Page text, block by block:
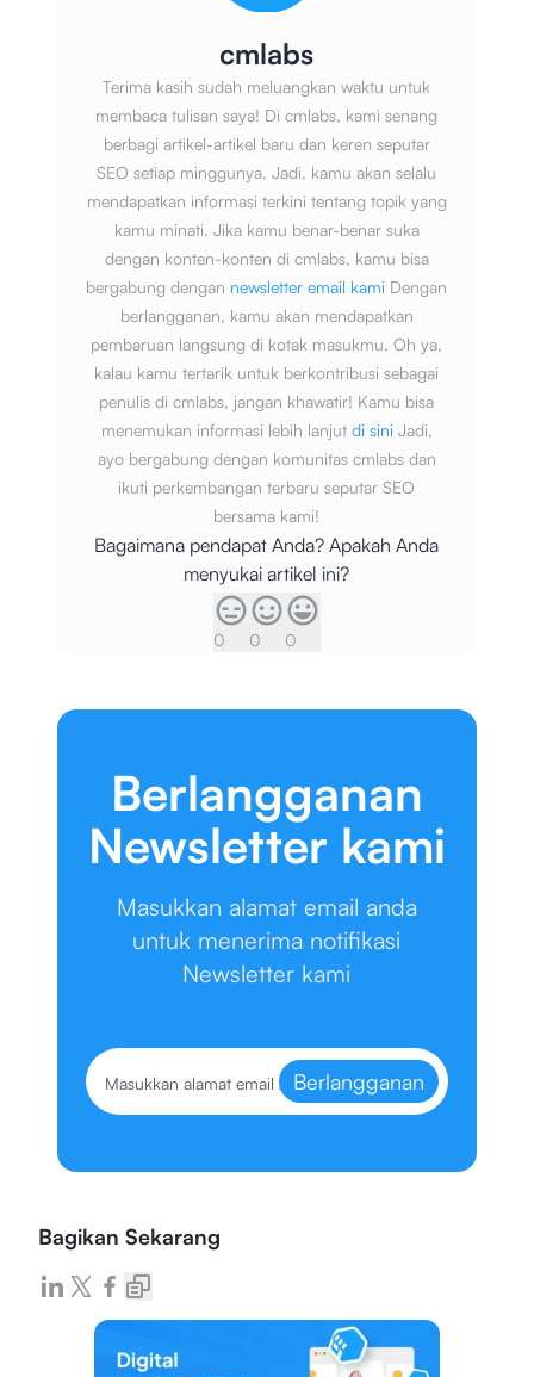
cmlabs
Terima kasih sudah meluangkan waktu untuk
membaca tulisan saya! Di cmlabs, kami senang
berbagi artikel-artikel baru dan keren seputar
SEO setiap minggunya. Jadi, kamu akan selalu
mendapatkan informasi terkini tentang topik yang
kamu minati. Jika kamu benar-benar suka
dengan konten-konten di cmlabs, kamu bisa
bergabung dengan newsletter email kami Dengan
berlangganan, kamu akan mendapatkan
pembaruan langsung di kotak masukmu. Oh ya,
kalau kamu tertarik untuk berkontribusi sebagai
penulis di cmlabs, jangan khawatir! Kamu bisa
menemukan informasi lebih lanjut di sini Jadi,
ayo bergabung dengan komunitas cmlabs dan
ikuti perkembangan terbaru seputar SEO
bersama kami!
Bagaimana pendapat Anda? Apakah Anda
menyukai artikel ini?
0 0 0
Berlangganan
Newsletter kami
Masukkan alamat email anda
untuk menerima notifikasi
Newsletter kami
Berlangganan
Bagikan Sekarang